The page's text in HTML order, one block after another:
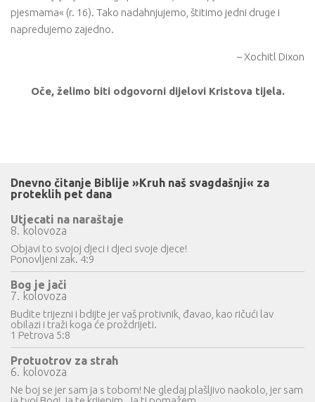
pjesmama« (r. 16). Tako nadahnjujemo, štitimo jedni druge i
napredujemo zajedno.
– Xochitl Dixon
Oče, želimo biti odgovorni dijelovi Kristova tijela.
Dnevno čitanje Biblije »Kruh naš svagdašnji« za
proteklih pet dana
Utjecati na naraštaje
8. kolovoza
Objavi to svojoj djeci i djeci svoje djece!
Ponovljeni zak. 4:9
Bog je jači
7. kolovoza
Budite trijezni i bdijte jer vaš protivnik, đavao, kao ričući lav
obilazi i traži koga će proždrijeti.
1 Petrova 5:8
Protuotrov za strah
6. kolovoza
Ne boj se jer sam ja s tobom! Ne gledaj plašljivo naokolo, jer sam